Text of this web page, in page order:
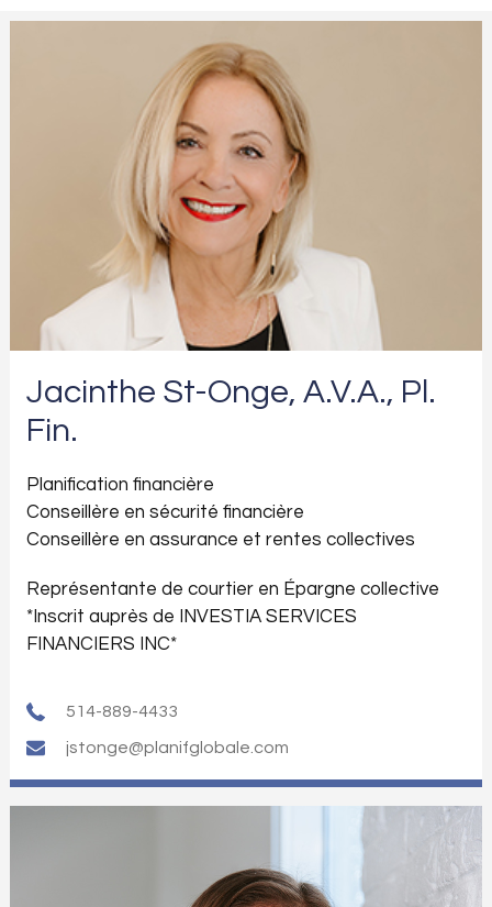
Jacinthe St-Onge, A.V.A., Pl.
Fin.
Planification financière
Conseillère en sécurité financière
Conseillère en assurance et rentes collectives
Représentante de courtier en Épargne collective
*Inscrit auprès de INVESTIA SERVICES
FINANCIERS INC*
514-889-4433
jstonge@planifglobale.com